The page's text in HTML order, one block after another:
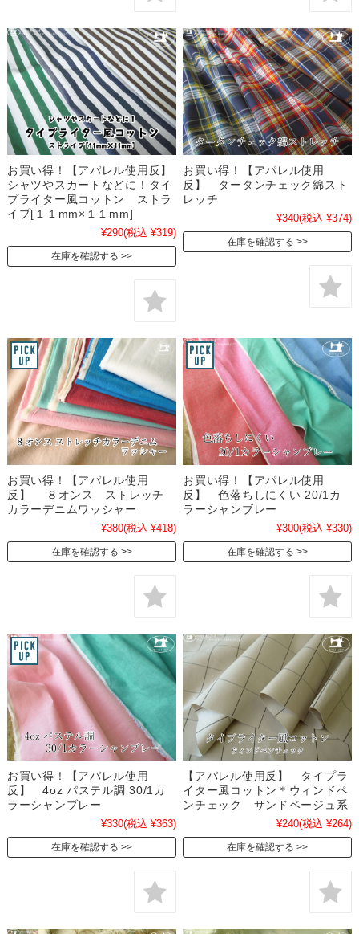
お買い得！【アパレル使用反】
シャツやスカートなどに！タイ
プライター風コットン ストラ
イプ[１１mm×１１mm]
¥290(税込 ¥319)
在庫を確認する
お買い得！【アパレル使用
反】 タータンチェック綿スト
レッチ
¥340(税込 ¥374)
在庫を確認する
お買い得！【アパレル使用
反】 ８オンス ストレッチ
カラーデニムワッシャー
¥380(税込 ¥418)
在庫を確認する
お買い得！【アパレル使用
反】 色落ちしにくい 20/1カ
ラーシャンブレー
¥300(税込 ¥330)
在庫を確認する
お買い得！【アパレル使用
反】 4oz パステル調 30/1カ
ラーシャンブレー
¥330(税込 ¥363)
在庫を確認する
【アパレル使用反】 タイプラ
イター風コットン＊ウィンドペ
ンチェック サンドベージュ系
¥240(税込 ¥264)
在庫を確認する